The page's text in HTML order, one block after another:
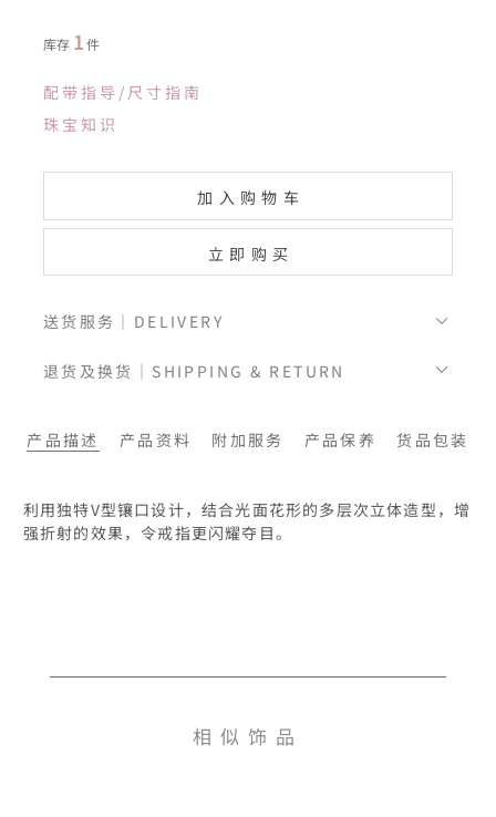
库存 1件
配带指导/尺寸指南
珠宝知识
加入购物车
立即购买
送货服务｜DELIVERY
退货及换货｜SHIPPING & RETURN
产品描述 产品资料 附加服务 产品保养 货品包装
利用独特V型镶口设计，结合光面花形的多层次立体造型，增
强折射的效果，令戒指更闪耀夺目。
相似饰品